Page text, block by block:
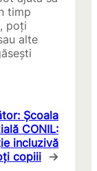
timp
poți
alte
Școala
CONIL:
incluzivă
copiii
→